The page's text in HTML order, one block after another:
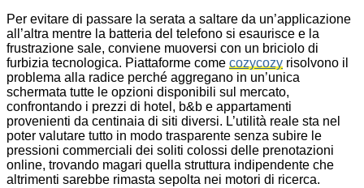
Per evitare di passare la serata a saltare da un’applicazione
all’altra mentre la batteria del telefono si esaurisce e la
frustrazione sale, conviene muoversi con un briciolo di
furbizia tecnologica. Piattaforme come cozycozy risolvono il
problema alla radice perché aggregano in un’unica
schermata tutte le opzioni disponibili sul mercato,
confrontando i prezzi di hotel, b&b e appartamenti
provenienti da centinaia di siti diversi. L’utilità reale sta nel
poter valutare tutto in modo trasparente senza subire le
pressioni commerciali dei soliti colossi delle prenotazioni
online, trovando magari quella struttura indipendente che
altrimenti sarebbe rimasta sepolta nei motori di ricerca.